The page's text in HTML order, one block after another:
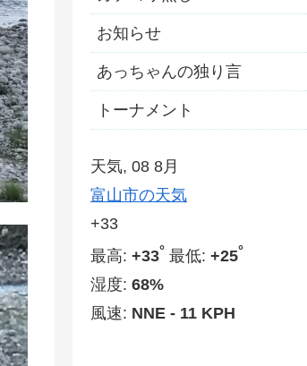
お知らせ
あっちゃんの独り言
トーナメント
天気, 08 8月
富山市の天気
+33
最高: +33° 最低: +25°
湿度: 68%
風速: NNE - 11 KPH